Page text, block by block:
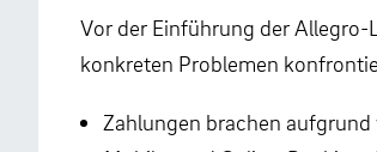
Vor der Einführung der
konkreten Problemen
Zahlungen brachen